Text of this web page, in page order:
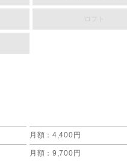
ロフト
月額：4,400円
月額：9,700円